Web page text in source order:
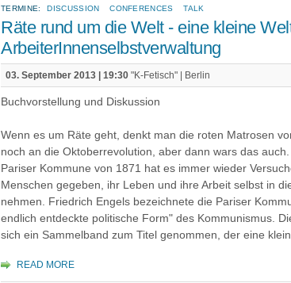
TERMINE: DISCUSSION CONFERENCES TALK
Räte rund um die Welt - eine kleine
ArbeiterInnenselbstverwaltung
03. September 2013 | 19:30 "K-Fetisch" | Berlin
Buchvorstellung und Diskussion
Wenn es um Räte geht, denkt man die roten Matrosen
noch an die Oktoberrevolution, aber dann wars das
Pariser Kommune von 1871 hat es immer wieder
Menschen gegeben, ihr Leben und ihre Arbeit selbst in
nehmen. Friedrich Engels bezeichnete die Pariser
endlich entdeckte politische Form" des Kommunismus.
sich ein Sammelband zum Titel genommen, der eine
READ MORE